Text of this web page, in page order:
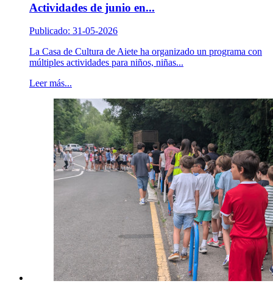
Actividades de junio en...
Publicado: 31-05-2026
La Casa de Cultura de Aiete ha organizado un programa con
múltiples actividades para niños, niñas...
Leer más...